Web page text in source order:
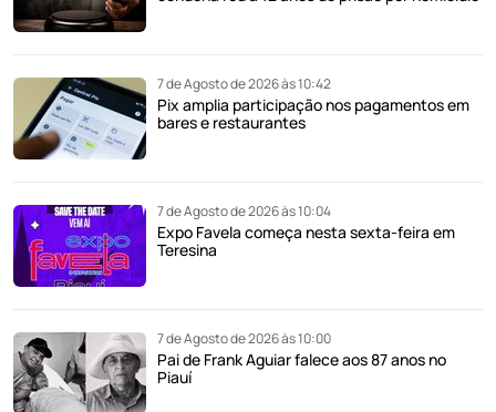
7 de Agosto de 2026 às 10:42
Pix amplia participação nos pagamentos em
bares e restaurantes
7 de Agosto de 2026 às 10:04
Expo Favela começa nesta sexta-feira em
Teresina
7 de Agosto de 2026 às 10:00
Pai de Frank Aguiar falece aos 87 anos no
Piauí